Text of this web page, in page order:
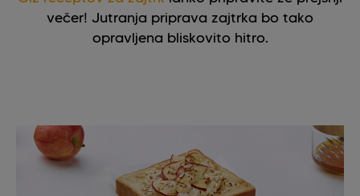
večer! Jutranja priprava zajtrka bo tako
opravljena bliskovito hitro.